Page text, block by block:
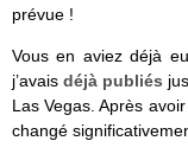
prévue !
Vous en aviez déjà
j’avaisdéjà publiés
Las Vegas. Après
changé